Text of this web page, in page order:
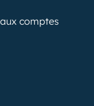
comptes